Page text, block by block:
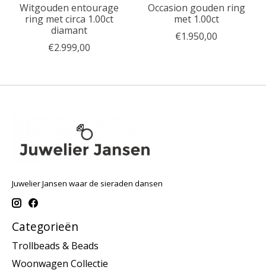
Witgouden entourage
ring met circa 1.00ct
diamant
€2.999,00
Occasion gouden ring
met 1.00ct
€1.950,00
Juwelier Jansen waar de sieraden dansen
Categorieën
Trollbeads & Beads
Woonwagen Collectie